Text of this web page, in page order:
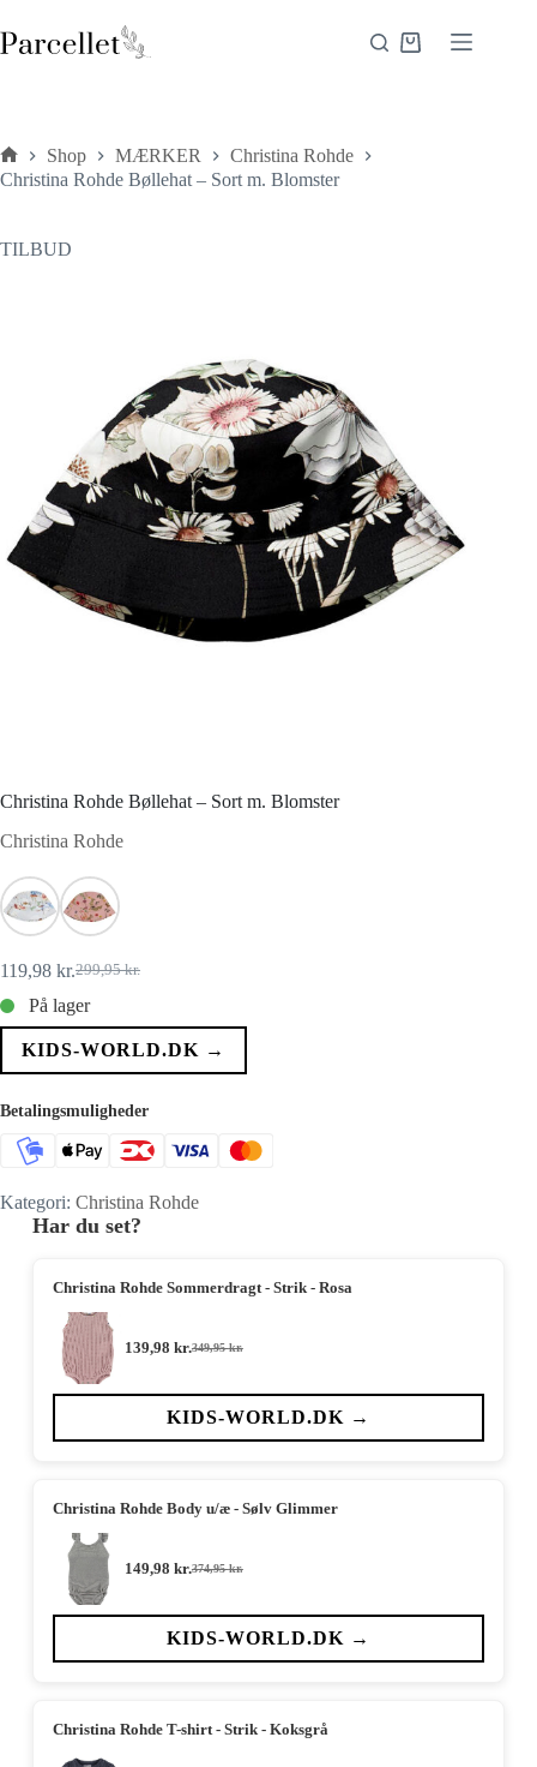
til
indhold
Indkøbskurv
Forside
Shop MÆRKER
Christina Rohde
Christina Rohde Bøllehat – Sort m. Blomster
TILBUD
Christina Rohde Bøllehat – Sort m. Blomster
Christina Rohde
299,95kr.
Den
oprindelige
pris
var:
119,98 kr.Den
aktuelle
pris
er:
På lager
KIDS-WORLD.DK →
Betalingsmuligheder
Kategori: Christina Rohde
Har du set?
Christina Rohde Sommerdragt - Strik - Rosa
349,95kr.
Den
pris
var:
139,98 kr.Den
pris
er:
KIDS-WORLD.DK →
Christina Rohde Body u/æ - Sølv Glimmer
374,95kr.
Den
pris
var:
149,98 kr.Den
pris
er:
KIDS-WORLD.DK →
Christina Rohde T-shirt - Strik - Koksgrå